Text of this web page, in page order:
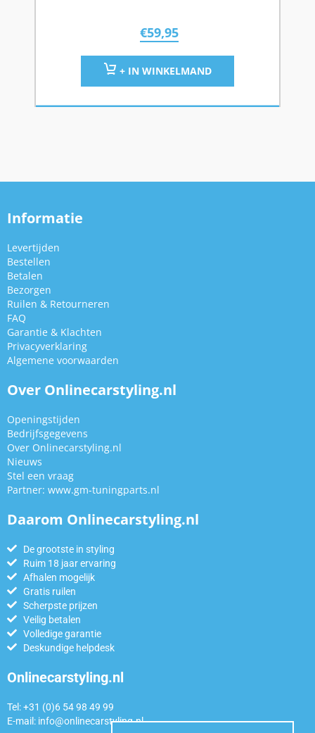
€59,95
+ IN WINKELMAND
Informatie
Levertijden
Bestellen
Betalen
Bezorgen
Ruilen & Retourneren
FAQ
Garantie & Klachten
Privacyverklaring
Algemene voorwaarden
Over Onlinecarstyling.nl
Openingstijden
Bedrijfsgegevens
Over Onlinecarstyling.nl
Nieuws
Stel een vraag
Partner: www.gm-tuningparts.nl
Daarom Onlinecarstyling.nl
De grootste in styling
Ruim 18 jaar ervaring
Afhalen mogelijk
Gratis ruilen
Scherpste prijzen
Veilig betalen
Volledige garantie
Deskundige helpdesk
Onlinecarstyling.nl
Tel: +31 (0)6 54 98 49 99
E-mail: info@onlinecarstyling.nl